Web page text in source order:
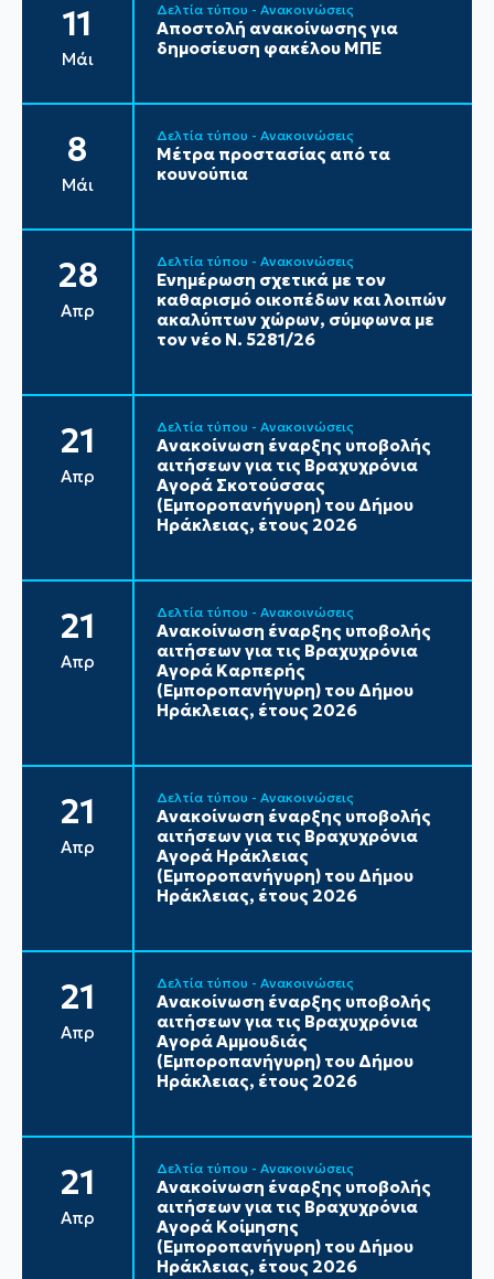
11
Μάι
Δελτία τύπου - Ανακοινώσεις
Αποστολή ανακοίνωσης για
δημοσίευση φακέλου ΜΠΕ
8
Μάι
Δελτία τύπου - Ανακοινώσεις
Μέτρα προστασίας από τα
κουνούπια
28
Απρ
Δελτία τύπου - Ανακοινώσεις
Ενημέρωση σχετικά με τον
καθαρισμό οικοπέδων και λοιπών
ακαλύπτων χώρων, σύμφωνα με
τον νέο Ν. 5281/26
21
Απρ
Δελτία τύπου - Ανακοινώσεις
Ανακοίνωση έναρξης υποβολής
αιτήσεων για τις Βραχυχρόνια
Αγορά Σκοτούσσας
(Εμποροπανήγυρη) του Δήμου
Ηράκλειας, έτους 2026
21
Απρ
Δελτία τύπου - Ανακοινώσεις
Ανακοίνωση έναρξης υποβολής
αιτήσεων για τις Βραχυχρόνια
Αγορά Καρπερής
(Εμποροπανήγυρη) του Δήμου
Ηράκλειας, έτους 2026
21
Απρ
Δελτία τύπου - Ανακοινώσεις
Ανακοίνωση έναρξης υποβολής
αιτήσεων για τις Βραχυχρόνια
Αγορά Ηράκλειας
(Εμποροπανήγυρη) του Δήμου
Ηράκλειας, έτους 2026
21
Απρ
Δελτία τύπου - Ανακοινώσεις
Ανακοίνωση έναρξης υποβολής
αιτήσεων για τις Βραχυχρόνια
Αγορά Αμμουδιάς
(Εμποροπανήγυρη) του Δήμου
Ηράκλειας, έτους 2026
21
Απρ
Δελτία τύπου - Ανακοινώσεις
Ανακοίνωση έναρξης υποβολής
αιτήσεων για τις Βραχυχρόνια
Αγορά Κοίμησης
(Εμποροπανήγυρη) του Δήμου
Ηράκλειας, έτους 2026